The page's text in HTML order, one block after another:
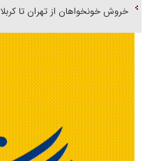
خروش خونخواهان از تهران تا کربلا